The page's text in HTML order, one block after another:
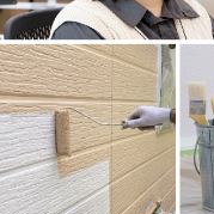
工事保険
ご近所トラブルに
賠償保険
雨漏り修繕
防水工事